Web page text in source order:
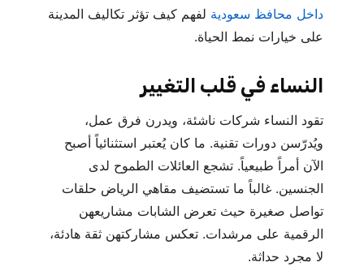
داخل محافظ سعودية لفهم كيف تؤثر تكاليف المدينة
على خيارات نمط الحياة.
النساء في قلب التغيير
تقود النساء شركات ناشئة، ويدرن فرق عمل،
ويُدرّسن دورات تقنية. ما كان يُعتبر استثنائياً أصبح
الآن أمراً طبيعياً. تشجع العائلات الطموح لدى
الجنسين. غالباً ما تستضيف مقاهي الرياض حلقات
تواصل صغيرة حيث تعرض الشابات مشاريعهن
الرقمية على مرشدات. تعكس مشاركتهن ثقة هادئة،
لا مجرد حداثة.